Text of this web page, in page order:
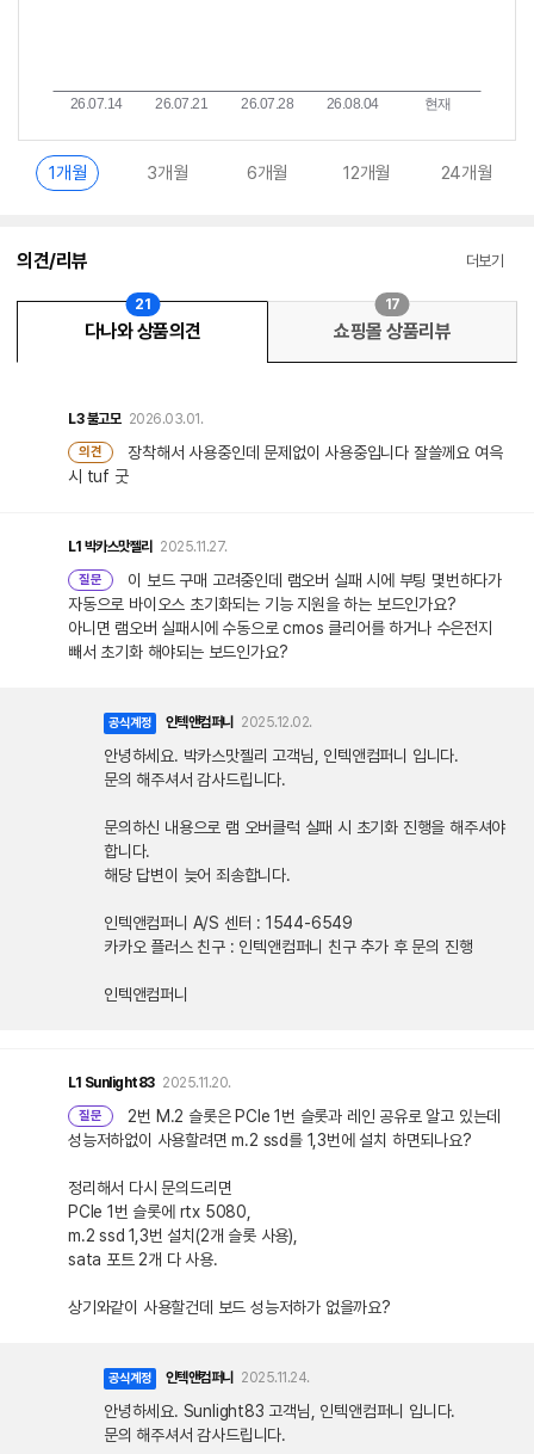
1개월 3개월 6개월 12개월 24개월
의견/리뷰 더보기
다나와 상품의견
21
쇼핑몰 상품리뷰
17
L3 불고모 2026.03.01.
의견
장착해서 사용중인데 문제없이 사용중입니다 잘쓸께요 여윽
시 tuf 굿
L1 박카스맛젤리 2025.11.27.
질문
이 보드 구매 고려중인데 램오버 실패 시에 부팅 몇번하다가
자동으로 바이오스 초기화되는 기능 지원을 하는 보드인가요?
아니면 램오버 실패시에 수동으로 cmos 클리어를 하거나 수은전지
빼서 초기화 해야되는 보드인가요?
공식계정 인텍앤컴퍼니 2025.12.02.
안녕하세요. 박카스맛젤리 고객님, 인텍앤컴퍼니 입니다.
문의 해주셔서 감사드립니다.
문의하신 내용으로 램 오버클럭 실패 시 초기화 진행을 해주셔야
합니다.
해당 답변이 늦어 죄송합니다.
인텍앤컴퍼니 A/S 센터 : 1544-6549
카카오 플러스 친구 : 인텍앤컴퍼니 친구 추가 후 문의 진행
인텍앤컴퍼니
L1 Sunlight83 2025.11.20.
질문
2번 M.2 슬롯은 PCIe 1번 슬롯과 레인 공유로 알고 있는데
성능저하없이 사용할려면 m.2 ssd를 1,3번에 설치 하면되나요?
정리해서 다시 문의드리면
PCIe 1번 슬롯에 rtx 5080,
m.2 ssd 1,3번 설치(2개 슬롯 사용),
sata 포트 2개 다 사용.
상기와같이 사용할건데 보드 성능저하가 없을까요?
공식계정 인텍앤컴퍼니 2025.11.24.
안녕하세요. Sunlight83 고객님, 인텍앤컴퍼니 입니다.
문의 해주셔서 감사드립니다.